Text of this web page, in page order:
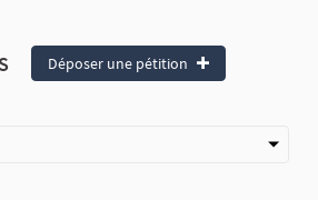
Déposer une pétition